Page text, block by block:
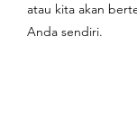
atau kita akan
Anda sendiri.